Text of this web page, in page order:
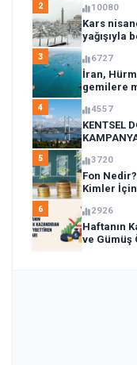
2 10080
Kars
yağışıyla
3 6727
İran,
gemilere
4 4557
KENTSEL
5 3720
Fon Nedir?
Kimler
6 2926
Haftanın
ve Gümüş